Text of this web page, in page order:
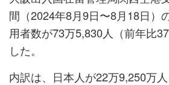
間（2024年8月9日〜8月18日）
用者数が73万5,830人（前年比
した。
内訳は、日本人が22万9,250万